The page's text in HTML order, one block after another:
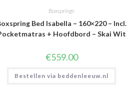
Boxsprings
Bed Isabella – 160×220 – Incl.
+ Hoofdbord – Skai Wit
€559.00
Bestellen via beddenleeuw.nl